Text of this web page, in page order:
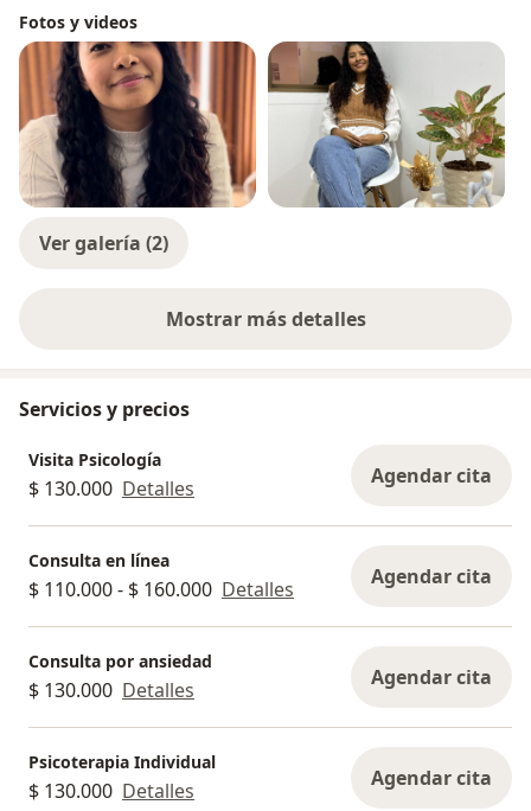
Fotos y videos
Ver galería (2)
Mostrar más detalles
sobre la experiencia
Servicios y precios
Visita Psicología
$ 130.000 Detalles Agendar cita
Consulta en línea
$ 110.000 - $ 160.000 Detalles Agendar cita
Consulta por ansiedad
$ 130.000 Detalles Agendar cita
Psicoterapia Individual
$ 130.000 Detalles Agendar cita